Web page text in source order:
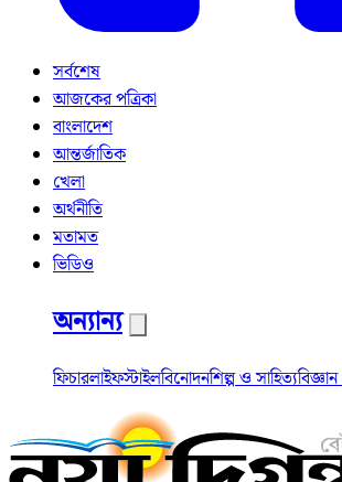
সর্বশেষ
আজকের পত্রিকা
বাংলাদেশ
আন্তর্জাতিক
খেলা
অর্থনীতি
মতামত
ভিডিও
অন্যান্য
ফিচারলাইফস্টাইলবিনোদনশিল্প ও সাহিত্য